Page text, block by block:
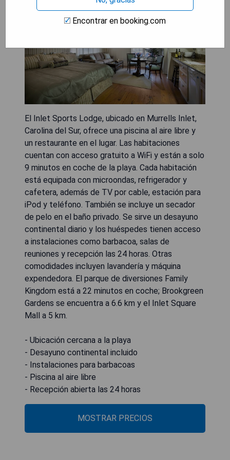
El Inlet Sports Lodge, ubicado en Murrells Inlet,
Carolina del Sur, ofrece una piscina al aire libre y
un restaurante en el lugar. Las habitaciones
cuentan con acceso gratuito a WiFi y están a solo
9 minutos en coche de la playa. Cada habitación
está equipada con microondas, refrigerador y
cafetera, además de TV por cable, estación para
iPod y teléfono. También se incluye un secador
de pelo en el baño privado. Se sirve un desayuno
continental diario y los huéspedes tienen acceso
a instalaciones como barbacoa, salas de
reuniones y recepción las 24 horas. Otras
comodidades incluyen lavandería y máquina
expendedora. El parque de diversiones Family
Kingdom está a 22 minutos en coche; Brookgreen
Gardens se encuentra a 6.6 km y el Inlet Square
Mall a 5 km.
- Ubicación cercana a la playa
- Desayuno continental incluido
- Instalaciones para barbacoas
- Piscina al aire libre
- Recepción abierta las 24 horas
MOSTRAR PRECIOS
Encontrar en booking.com